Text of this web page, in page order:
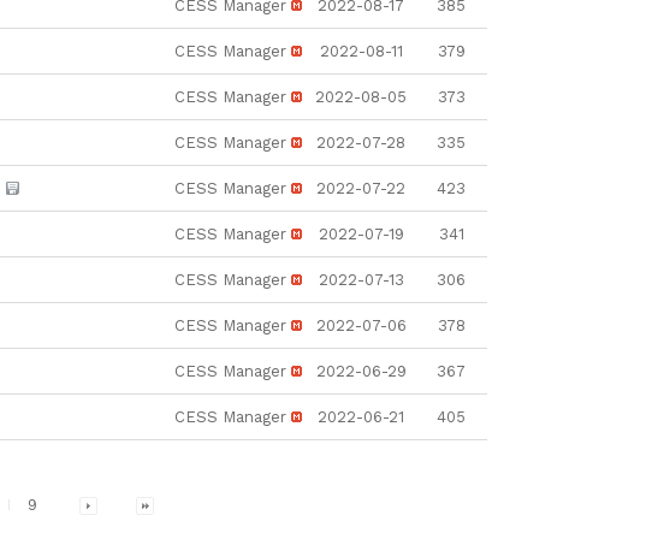
CESS Manager 2022-08-17 385
CESS Manager 2022-08-11 379
CESS Manager 2022-08-05 373
CESS Manager 2022-07-28 335
CESS Manager 2022-07-22 423
CESS Manager 2022-07-19 341
CESS Manager 2022-07-13 306
CESS Manager 2022-07-06 378
CESS Manager 2022-06-29 367
CESS Manager 2022-06-21 405
9